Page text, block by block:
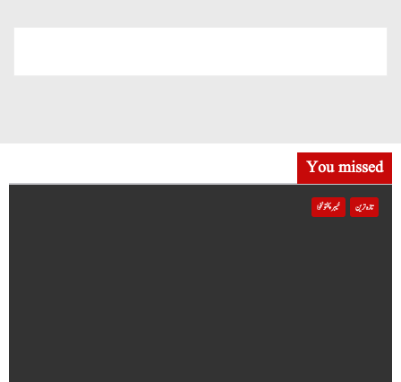
You missed
تازہ ترین خیبر پختونخوا